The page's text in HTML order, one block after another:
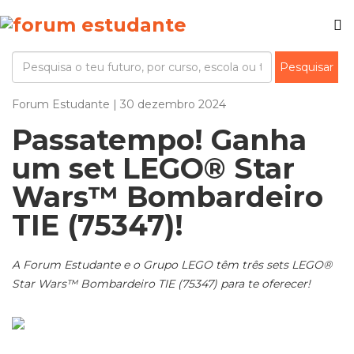
Forum Estudante | 30 dezembro 2024
Passatempo! Ganha
um set LEGO® Star
Wars™ Bombardeiro
TIE (75347)!
A Forum Estudante e o Grupo LEGO têm três sets LEGO®
Star Wars™ Bombardeiro TIE (75347) para te oferecer!